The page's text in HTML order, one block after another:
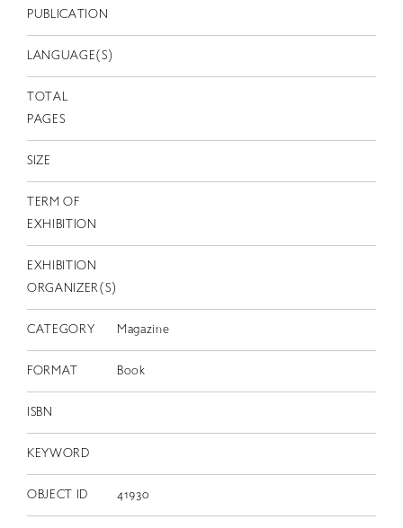
PUBLICATION
LANGUAGE(S)
TOTAL
PAGES
SIZE
TERM OF
EXHIBITION
EXHIBITION
ORGANIZER(S)
CATEGORY Magazine
FORMAT Book
ISBN
KEYWORD
OBJECT ID 41930